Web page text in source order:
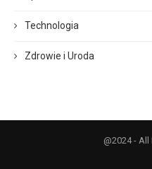
Technologia
Zdrowie i Uroda
@2024 -